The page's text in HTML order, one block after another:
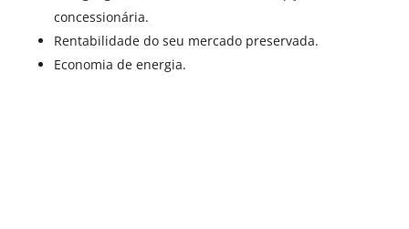
concessionária.
Rentabilidade do seu mercado preservada.
Economia de energia.